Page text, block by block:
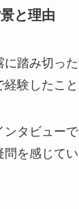
と理由
に踏み切っ
験したこと
タビュー
を感じて